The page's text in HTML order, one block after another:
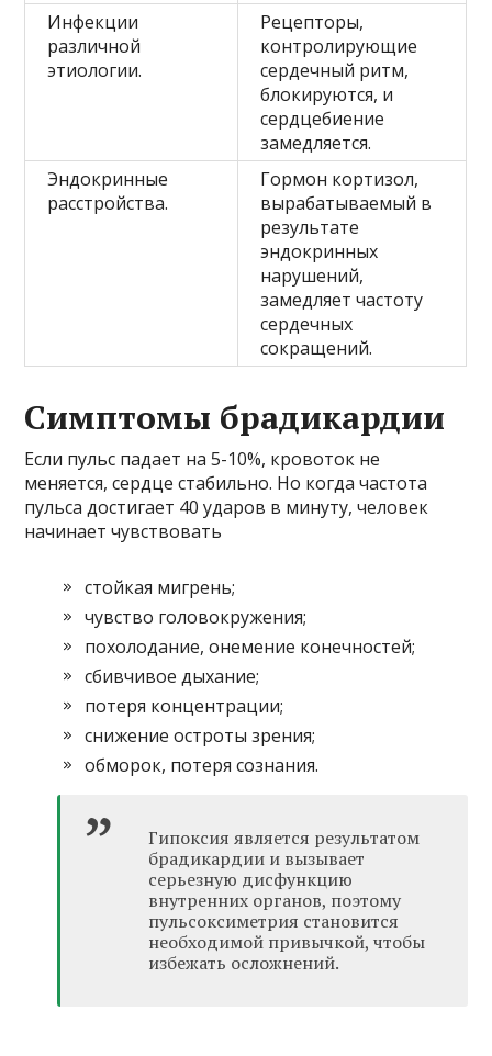
Инфекции
различной
этиологии.
Рецепторы,
контролирующие
сердечный ритм,
блокируются, и
сердцебиение
замедляется.
Эндокринные
расстройства.
Гормон кортизол,
вырабатываемый в
результате
эндокринных
нарушений,
замедляет частоту
сердечных
сокращений.
Симптомы брадикардии
Если пульс падает на 5-10%, кровоток не
меняется, сердце стабильно. Но когда частота
пульса достигает 40 ударов в минуту, человек
начинает чувствовать
стойкая мигрень;
чувство головокружения;
похолодание, онемение конечностей;
сбивчивое дыхание;
потеря концентрации;
снижение остроты зрения;
обморок, потеря сознания.
Гипоксия является результатом
брадикардии и вызывает
серьезную дисфункцию
внутренних органов, поэтому
пульсоксиметрия становится
необходимой привычкой, чтобы
избежать осложнений.